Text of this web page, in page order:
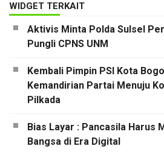
WIDGET TERKAIT
Aktivis Minta Polda Sulsel
Pungli CPNS UNM
Kembali Pimpin PSI Kota
Kemandirian Partai Menuju
Pilkada
Bias Layar : Pancasila Harus
Bangsa di Era Digital